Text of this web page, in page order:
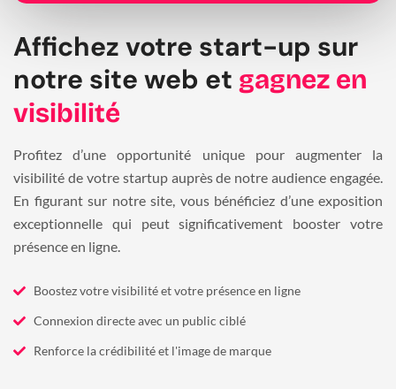
Affichez votre start-up sur
notre site web et gagnez en
visibilité
Profitez d’une opportunité unique pour augmenter la
visibilité de votre startup auprès de notre audience engagée.
En figurant sur notre site, vous bénéficiez d’une exposition
exceptionnelle qui peut significativement booster votre
présence en ligne.
Boostez votre visibilité et votre présence en ligne
Connexion directe avec un public ciblé
Renforce la crédibilité et l'image de marque